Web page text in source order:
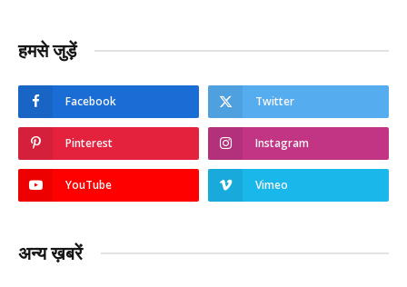
हमसे जुड़ें
Facebook Twitter
Pinterest Instagram
YouTube Vimeo
अन्य ख़बरें